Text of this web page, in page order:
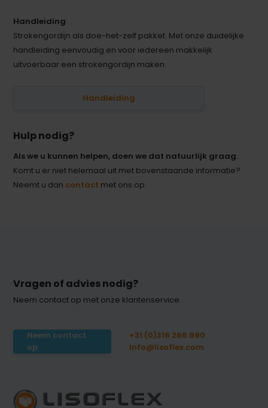
Handleiding
Strokengordijn als doe-het-zelf pakket. Met onze duidelijke
handleiding eenvoudig en voor iedereen makkelijk
uitvoerbaar een strokengordijn maken.
Handleiding
Hulp nodig?
Als we u kunnen helpen, doen we dat natuurlijk graag.
Komt u er niet helemaal uit met bovenstaande informatie?
Neemt u dan contact met ons op.
Vragen of advies nodig?
Neem contact op met onze klantenservice.
Neem contact
op
+31 (0)316 266 990
Info@lisoflex.com